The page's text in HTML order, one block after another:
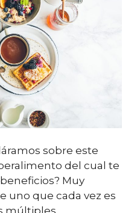
sobre este
del cual te
Muy
uno que cada vez es